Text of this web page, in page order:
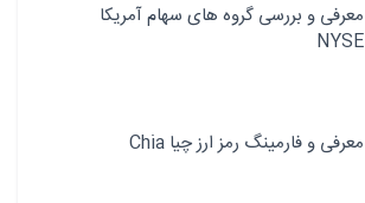
معرفی و بررسی گروه های سهام آمریکا
NYSE
معرفی و فارمینگ رمز ارز چیا Chia